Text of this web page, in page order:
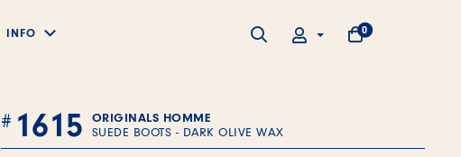
INFO
RECHERCHEMON COMPTEMON PANIER
ARTICLES DANS
0
1615
ORIGINALS HOMME
SUEDE BOOTS - DARK OLIVE WAX